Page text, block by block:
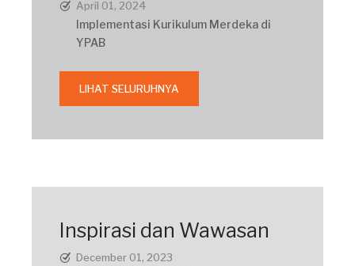
April 01, 2024
Implementasi Kurikulum Merdeka di
YPAB
LIHAT SELURUHNYA
Inspirasi dan Wawasan
December 01, 2023